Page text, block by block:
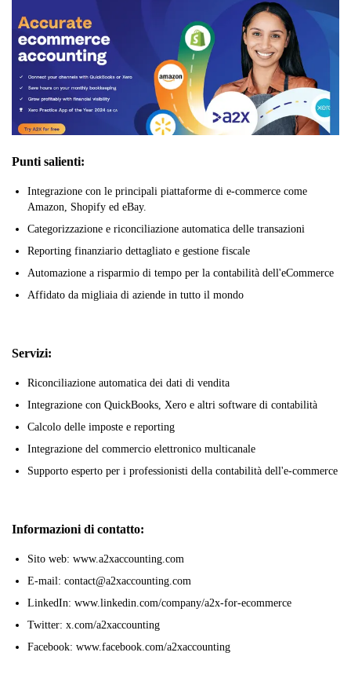
Punti salienti:
Integrazione con le principali piattaforme di e-commerce come
Amazon, Shopify ed eBay.
Categorizzazione e riconciliazione automatica delle transazioni
Reporting finanziario dettagliato e gestione fiscale
Automazione a risparmio di tempo per la contabilità dell'eCommerce
Affidato da migliaia di aziende in tutto il mondo
Servizi:
Riconciliazione automatica dei dati di vendita
Integrazione con QuickBooks, Xero e altri software di contabilità
Calcolo delle imposte e reporting
Integrazione del commercio elettronico multicanale
Supporto esperto per i professionisti della contabilità dell'e-commerce
Informazioni di contatto:
Sito web: www.a2xaccounting.com
E-mail: contact@a2xaccounting.com
LinkedIn: www.linkedin.com/company/a2x-for-ecommerce
Twitter: x.com/a2xaccounting
Facebook: www.facebook.com/a2xaccounting